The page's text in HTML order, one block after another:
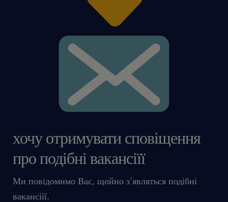
хочу отримувати сповіщення
про подібні вакансіїї
Ми повідомимо Вас, щойно з’являться подібні
вакансіїї.